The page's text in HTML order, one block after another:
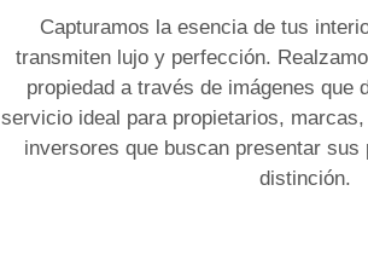
Capturamos la esencia de tus
transmiten lujo y perfección.
propiedad a través de imágenes que
servicio ideal para propietarios,
inversores que buscan presentar
distinción.